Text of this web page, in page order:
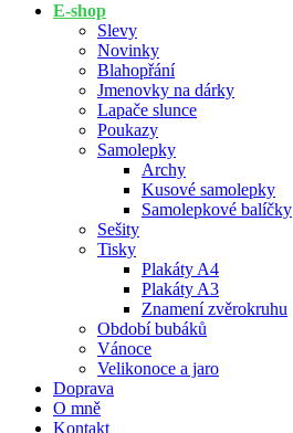
E-shop
Slevy
Novinky
Blahopřání
Jmenovky na dárky
Lapače slunce
Poukazy
Samolepky
Archy
Kusové samolepky
Samolepkové balíčky
Sešity
Tisky
Plakáty A4
Plakáty A3
Znamení zvěrokruhu
Období bubáků
Vánoce
Velikonoce a jaro
Doprava
O mně
Kontakt